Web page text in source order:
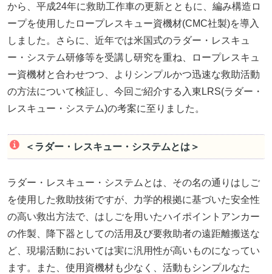
から、平成24年に救助工作車の更新とともに、編み構造ロ
ープを使用したロープレスキュー資機材(CMC社製)を導入
しました。さらに、近年では米国式のラダー・レスキュ
ー・システム研修等を受講し研究を重ね、ロープレスキュ
ー資機材と合わせつつ、よりシンプルかつ迅速な救助活動
の方法について検証し、今回ご紹介する入東LRS(ラダー・
レスキュー・システム)の考案に至りました。
＜ラダー・レスキュー・システムとは＞
ラダー・レスキュー・システムとは、その名の通りはしご
を使用した救助技術ですが、力学的根拠に基づいた安全性
の高い救出方法で、はしごを用いたハイポイントアンカー
の作製、降下器としての活用及び要救助者の遠距離搬送な
ど、現場活動においては実に汎用性が高いものになってい
ます。また、使用資機材も少なく、活動もシンプルなた